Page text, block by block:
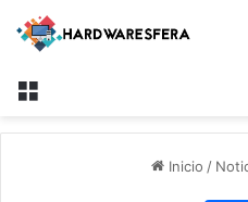
Inicio /